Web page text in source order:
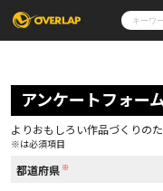
コミック
コミックガルド
コミッククリエ
LiQulle
ラブパルフェ
その他
コミックエッセイ
アンケートフォー
よりおもしろい作品づくりの
※は必須項目
都道府県 ※